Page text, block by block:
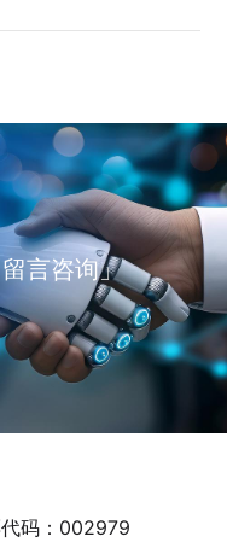
言咨询」
码： 002979